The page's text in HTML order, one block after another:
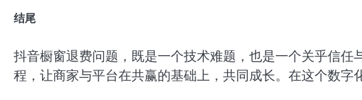
结尾
抖音橱窗退费问题，既是一个技术难题，也是一个关乎信
程，让商家与平台在共赢的基础上，共同成长。在这个数字